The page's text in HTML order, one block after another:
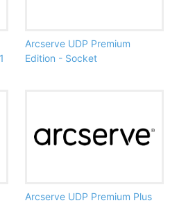
Arcserve UDP Premium
Edition - Socket
Arcserve UDP Premium Plus